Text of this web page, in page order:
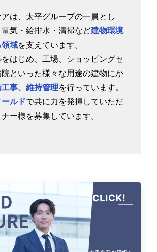
は、太平グループの一員とし
気・給排水・清掃など建物環境
域を支えています。
はじめ、工場、ショッピングセ
院といった様々な用途の建物にか
事、維持管理を行っています。
ルドで共に力を発揮していただ
ー様を募集しています。